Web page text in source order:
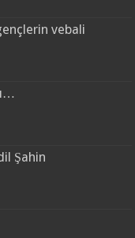
vebali
Şahin